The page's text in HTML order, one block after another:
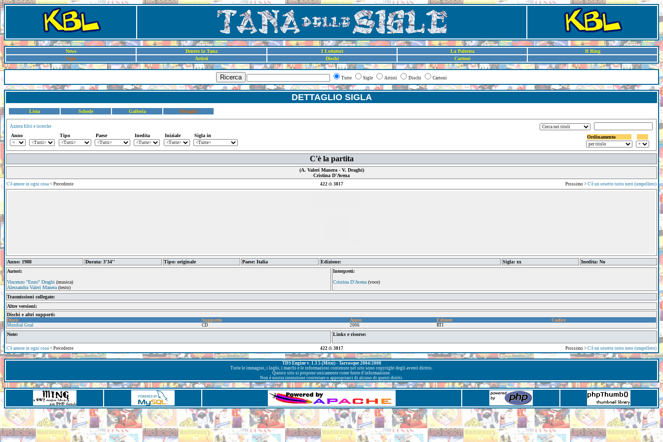
News Dentro la Tana I Lottatori La Palestra
Il Ring
Sigle
Artisti Dischi Cartoni
Ricerca Tutte Sigle Artisti Dischi Cartoni
DETTAGLIO SIGLA
Lista Schede Galleria Dettaglio
Azzera filtri e ricerche
Anno Tipo Paese Inedita Iniziale Sigla in Ordinamento
C'è la partita
(A. Valeri Manera - V. Draghi)
Cristina D'Avena
C'è amore in ogni cosa < Precedente 422 di 3817 Prossimo > C'è un orsetto tutto nero (umpellero)
Anno: 1988 Durata: 3'34'' Tipo: originale Paese: Italia Edizione: Sigla: xx
Inedita: No
Autori:
Vincenzo "Enzo" Draghi (musica)
Alessandra Valeri Manera (testo)
Interpreti:
Cristina D'Avena (voce)
Trasmissioni collegate:
Altre versioni:
Dischi e altri supporti:
Disco
Supporto Anno Editore Codice
Mundial Goal CD 2006 RTI
Note: Links e risorse:
C'è amore in ogni cosa < Precedente 422 di 3817 Prossimo > C'è un orsetto tutto nero (umpellero)
TDS Engine v. 1.3.5 (Mitzi) - Tarrasque 2004/2008
Tutte le immagini, i loghi, i marchi e le informazioni contenute nel sito sono copyright degli aventi diritto.
Questo sito si propone unicamente come fonte d'informazione.
Non è nostra intenzione contestare o appropriarci di alcuno di questi diritti.